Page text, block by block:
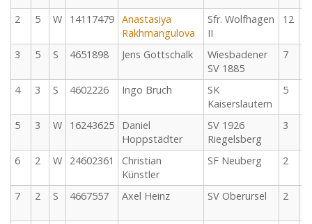
2
5 W 14117479 Anastasiya
Rakhmangulova
Sfr. Wolfhagen
II
12
3
5 S 4651898 Jens Gottschalk
Wiesbadener
SV 1885
7
4
3 S 4602226 Ingo Bruch
SK
Kaiserslautern
5
5
3 W 16243625
Daniel
Hoppstädter
SV 1926
Riegelsberg
3
6
2 W 24602361
Christian
Künstler
SF Neuberg 2
7
2 S 4667557 Axel Heinz SV Oberursel 2